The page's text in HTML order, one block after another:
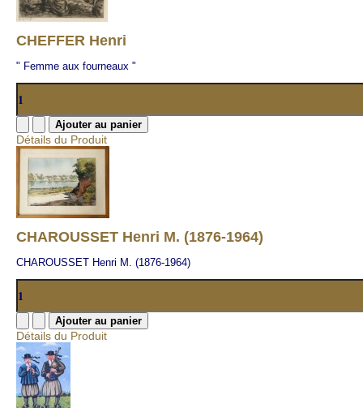
CHEFFER Henri
" Femme aux fourneaux "
Détails du Produit
CHAROUSSET Henri M. (1876-1964)
CHAROUSSET Henri M. (1876-1964)
Détails du Produit